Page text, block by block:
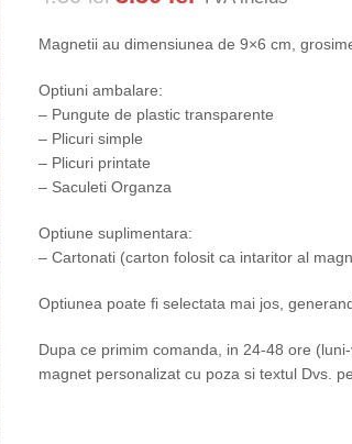
Magnetii au dimensiunea de 9×6 cm,
Optiuni ambalare:
– Pungute de plastic transparente
– Plicuri simple
– Plicuri printate
– Saculeti Organza
Optiune suplimentara:
– Cartonati (carton folosit ca intaritor al
Optiunea poate fi selectata mai jos,
Dupa ce primim comanda, in 24-48 ore
magnet personalizat cu poza si textul Dvs.